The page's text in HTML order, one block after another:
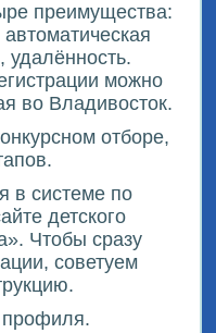
преимущества:
удалённость.
можно
во Владивосток.
отборе,
в системе по
детского
Чтобы сразу
советуем
профиля.